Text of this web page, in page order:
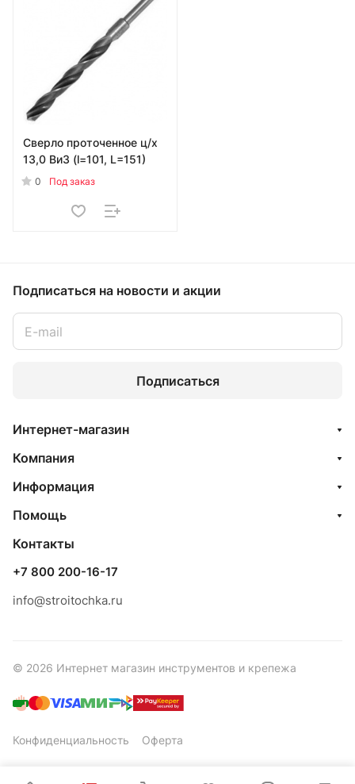
Сверло проточенное ц/х
13,0 ВиЗ (l=101, L=151)
0 Под заказ
Подписаться на новости и акции
Подписаться
Интернет-магазин
Компания
Информация
Помощь
Контакты
+7 800 200-16-17
info@stroitochka.ru
© 2026 Интернет магазин инструментов и крепежа
Конфиденциальность Оферта